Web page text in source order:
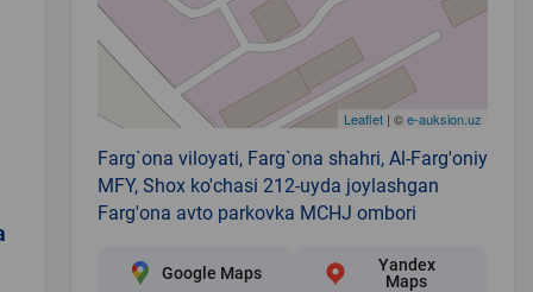
Leaflet| ©e-auksion.uz
Farg`ona viloyati, Farg`ona shahri, Al-Farg'oniy
MFY, Shox ko'chasi 212-uyda joylashgan
Farg'ona avto parkovka MCHJ ombori
Google Maps
Yandex
Maps